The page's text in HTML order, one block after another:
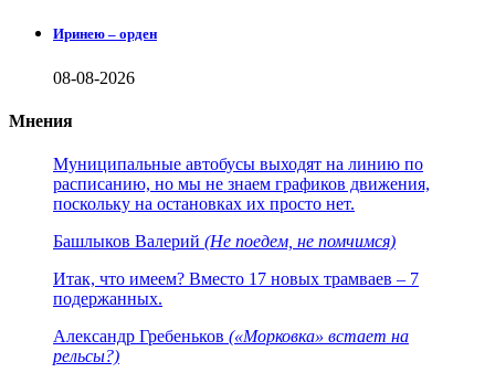
Иринею – орден
08-08-2026
Мнения
Муниципальные автобусы выходят на линию по
расписанию, но мы не знаем графиков движения,
поскольку на остановках их просто нет.
Башлыков Валерий (Не поедем, не помчимся)
Итак, что имеем? Вместо 17 новых трамваев – 7
подержанных.
Александр Гребеньков («Морковка» встает на
рельсы?)